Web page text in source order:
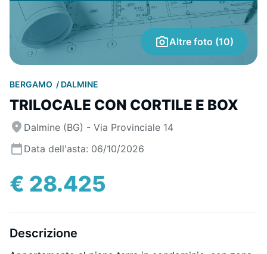
Altre foto (10)
BERGAMO DALMINE
TRILOCALE CON CORTILE E BOX
Dalmine (BG) - Via Provinciale 14
Data dell'asta: 06/10/2026
€ 28.425
Descrizione